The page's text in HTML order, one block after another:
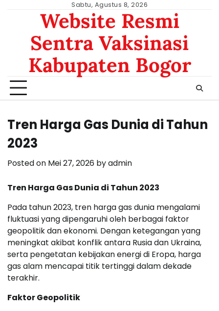
Sabtu, Agustus 8, 2026
Website Resmi
Sentra Vaksinasi
Kabupaten Bogor
Tren Harga Gas Dunia di Tahun
2023
Posted on Mei 27, 2026 byadmin
Tren Harga Gas Dunia di Tahun 2023
Pada tahun 2023, tren harga gas dunia mengalami
fluktuasi yang dipengaruhi oleh berbagai faktor
geopolitik dan ekonomi. Dengan ketegangan yang
meningkat akibat konflik antara Rusia dan Ukraina,
serta pengetatan kebijakan energi di Eropa, harga
gas alam mencapai titik tertinggi dalam dekade
terakhir.
Faktor Geopolitik